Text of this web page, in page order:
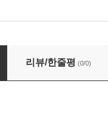
범 2집 : II [SMini Ver.](
리뷰/한줄평 (0/0)